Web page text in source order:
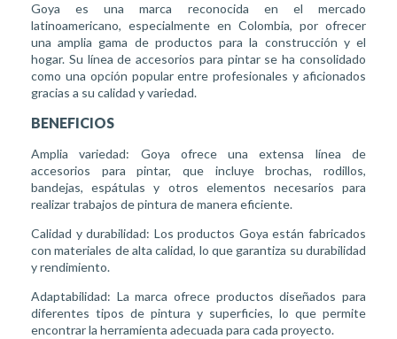
Goya es una marca reconocida en el mercado
latinoamericano, especialmente en Colombia, por ofrecer
una amplia gama de productos para la construcción y el
hogar. Su línea de accesorios para pintar se ha consolidado
como una opción popular entre profesionales y aficionados
gracias a su calidad y variedad.
BENEFICIOS
Amplia variedad: Goya ofrece una extensa línea de
accesorios para pintar, que incluye brochas, rodillos,
bandejas, espátulas y otros elementos necesarios para
realizar trabajos de pintura de manera eficiente.
Calidad y durabilidad: Los productos Goya están fabricados
con materiales de alta calidad, lo que garantiza su durabilidad
y rendimiento.
Adaptabilidad: La marca ofrece productos diseñados para
diferentes tipos de pintura y superficies, lo que permite
encontrar la herramienta adecuada para cada proyecto.